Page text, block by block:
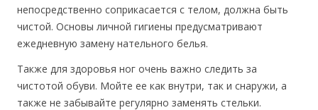
непосредственно соприкасается с телом, должна быть
чистой. Основы личной гигиены предусматривают
ежедневную замену нательного белья.
Также для здоровья ног очень важно следить за
чистотой обуви. Мойте ее как внутри, так и снаружи, а
также не забывайте регулярно заменять стельки.